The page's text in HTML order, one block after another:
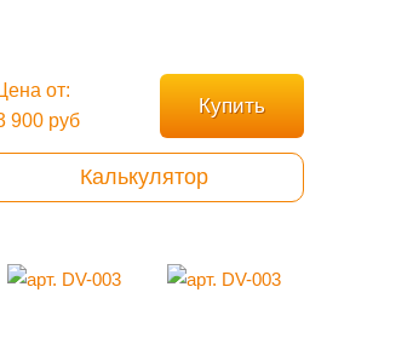
от:
900 руб
Купить
Калькулятор